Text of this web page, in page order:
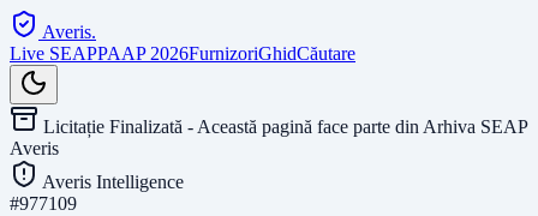
Averis.
Live SEAPPAAP 2026FurnizoriGhidCăutare
Licitație Finalizată - Această pagină face parte din Arhiva SEAP
Averis
Averis Intelligence
#977109